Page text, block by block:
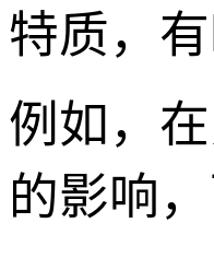
特质，
例如，
的影响